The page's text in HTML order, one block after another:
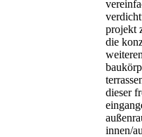
projekt
die
dieser
innen/